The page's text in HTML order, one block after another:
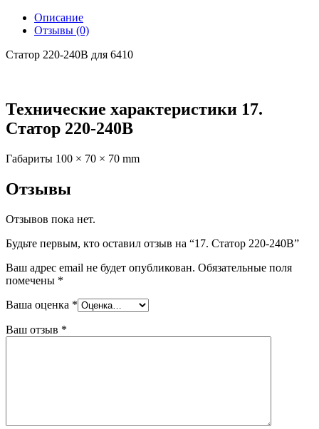
Описание
Отзывы (0)
Статор 220-240В для 6410
Технические характеристики 17.
Статор 220-240В
Габариты 100 × 70 × 70 mm
Отзывы
Отзывов пока нет.
Будьте первым, кто оставил отзыв на “17. Статор 220-240В”
Ваш адрес email не будет опубликован. Обязательные поля
помечены *
Ваша оценка *
Ваш отзыв *